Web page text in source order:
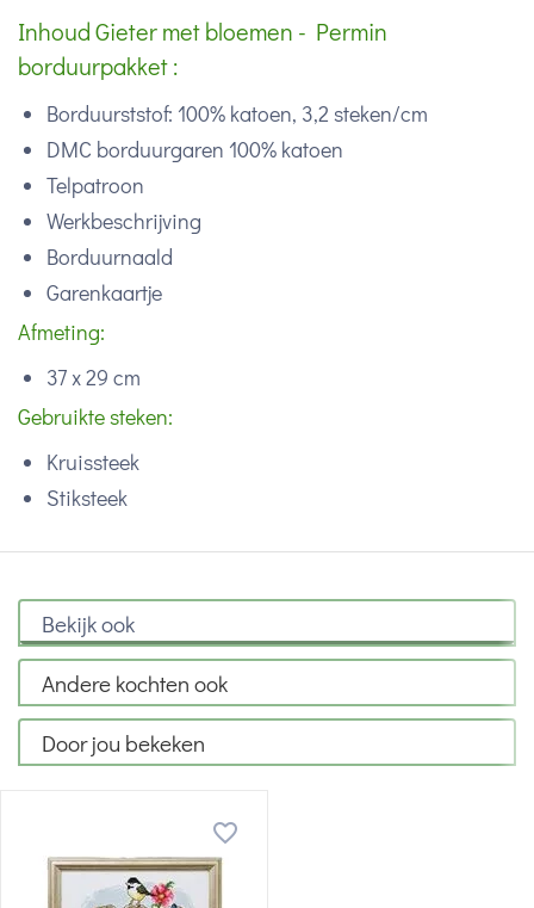
Inhoud Gieter met bloemen - Permin
borduurpakket :
Borduurststof: 100% katoen, 3,2 steken/cm
DMC borduurgaren 100% katoen
Telpatroon
Werkbeschrijving
Borduurnaald
Garenkaartje
Afmeting:
37 x 29 cm
Gebruikte steken:
Kruissteek
Stiksteek
Bekijk ook
Andere kochten ook
Door jou bekeken